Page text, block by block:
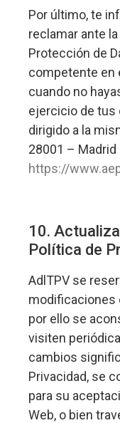
Por último, te
reclamar ante
Protección de
competente en
cuando no
ejercicio de tus
dirigido a la
28001 – Madrid
https://
10.
Política de
AdlTPV se
modificaciones
por ello se
visiten
cambios
Privacidad, se
para su
Web, o bien